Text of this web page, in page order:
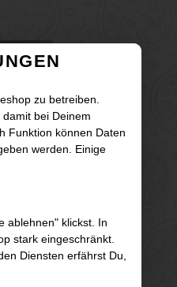
zu betreiben.
bei Deinem
Funktion können Daten
werden. Einige
ablehnen" klickst. In
stark eingeschränkt.
Diensten erfährst Du,